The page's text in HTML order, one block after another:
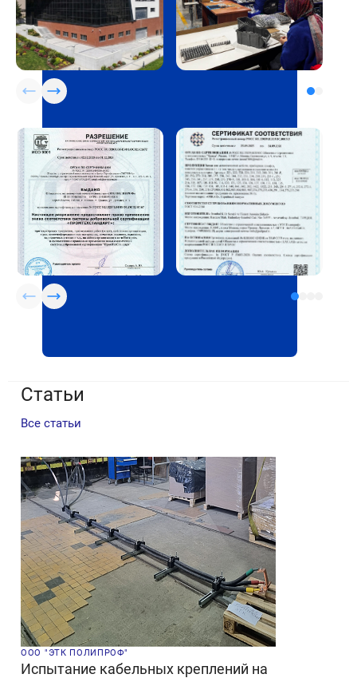
Статьи
Все статьи
ООО "ЭТК ПОЛИПРОФ"
Испытание кабельных креплений на